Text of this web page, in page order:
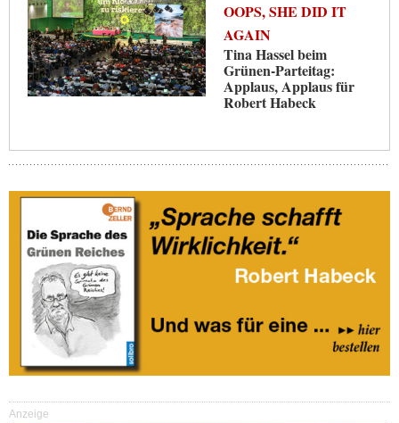
OOPS, SHE DID IT
AGAIN
Tina Hassel beim
Grünen-Parteitag:
Applaus, Applaus für
Robert Habeck
Anzeige